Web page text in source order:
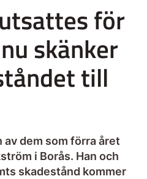
för
skänker
till
av dem som förra året
i Borås. Han och
skadestånd kommer